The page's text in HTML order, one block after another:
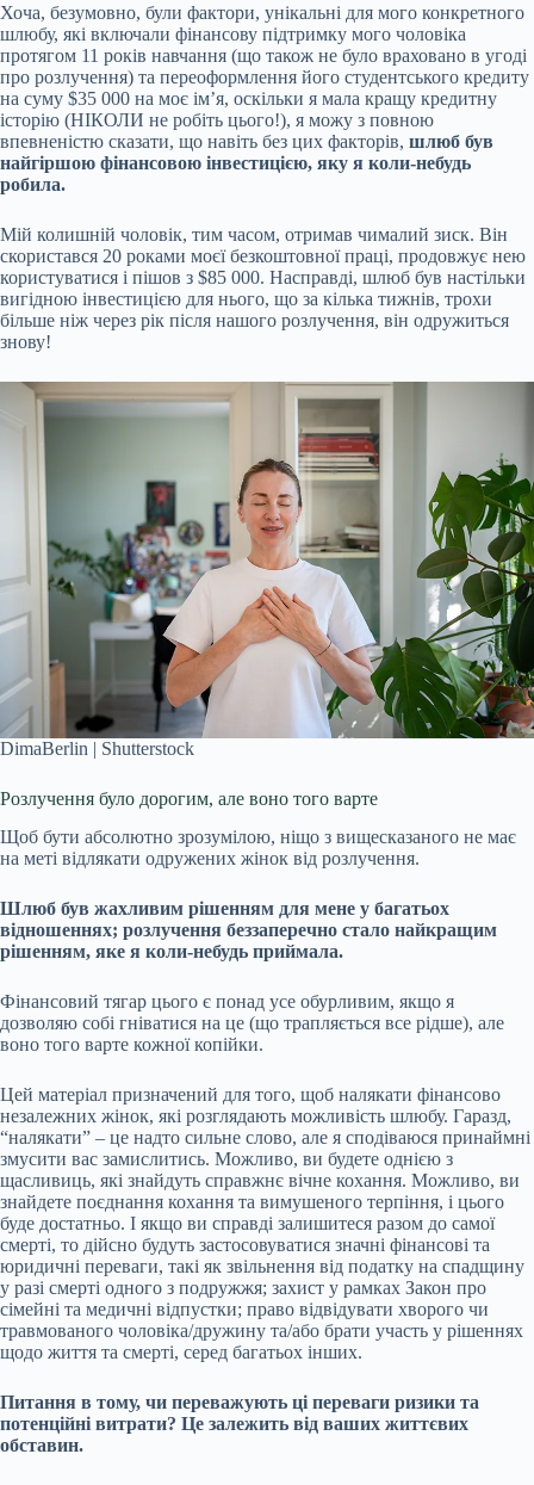
Хоча, безумовно, були фактори, унікальні для мого конкретного
шлюбу, які включали фінансову підтримку мого чоловіка
протягом 11 років навчання (що також не було враховано в угоді
про розлучення) та переоформлення його студентського кредиту
на суму $35 000 на моє ім’я, оскільки я мала кращу кредитну
історію (НІКОЛИ не робіть цього!), я можу з повною
впевненістю сказати, що навіть без цих факторів, шлюб був
найгіршою фінансовою інвестицією, яку я коли-небудь
робила.
Мій колишній чоловік, тим часом, отримав чималий зиск. Він
скористався 20 роками моєї безкоштовної праці, продовжує нею
користуватися і пішов з $85 000. Насправді, шлюб був настільки
вигідною інвестицією для нього, що за кілька тижнів, трохи
більше ніж через рік після нашого розлучення, він одружиться
знову!
DimaBerlin | Shutterstock
Розлучення було дорогим, але воно того варте
Щоб бути абсолютно зрозумілою, ніщо з вищесказаного не має
на меті відлякати одружених жінок від розлучення.
Шлюб був жахливим рішенням для мене у багатьох
відношеннях; розлучення беззаперечно стало найкращим
рішенням, яке я коли-небудь приймала.
Фінансовий тягар цього є понад усе обурливим, якщо я
дозволяю собі гніватися на це (що трапляється все рідше), але
воно того варте кожної копійки.
Цей матеріал призначений для того, щоб налякати фінансово
незалежних жінок, які розглядають можливість шлюбу. Гаразд,
“налякати” – це надто сильне слово, але я сподіваюся принаймні
змусити вас замислитись. Можливо, ви будете однією з
щасливиць, які знайдуть справжнє вічне кохання. Можливо, ви
знайдете поєднання кохання та вимушеного терпіння, і цього
буде достатньо. І якщо ви справді залишитеся разом до самої
смерті, то дійсно будуть застосовуватися значні фінансові та
юридичні переваги, такі як звільнення від податку на спадщину
у разі смерті одного з подружжя; захист у рамках Закон про
сімейні та медичні відпустки; право відвідувати хворого чи
травмованого чоловіка/дружину та/або брати участь у рішеннях
щодо життя та смерті, серед багатьох інших.
Питання в тому, чи переважують ці переваги ризики та
потенційні витрати? Це залежить від ваших життєвих
обставин.